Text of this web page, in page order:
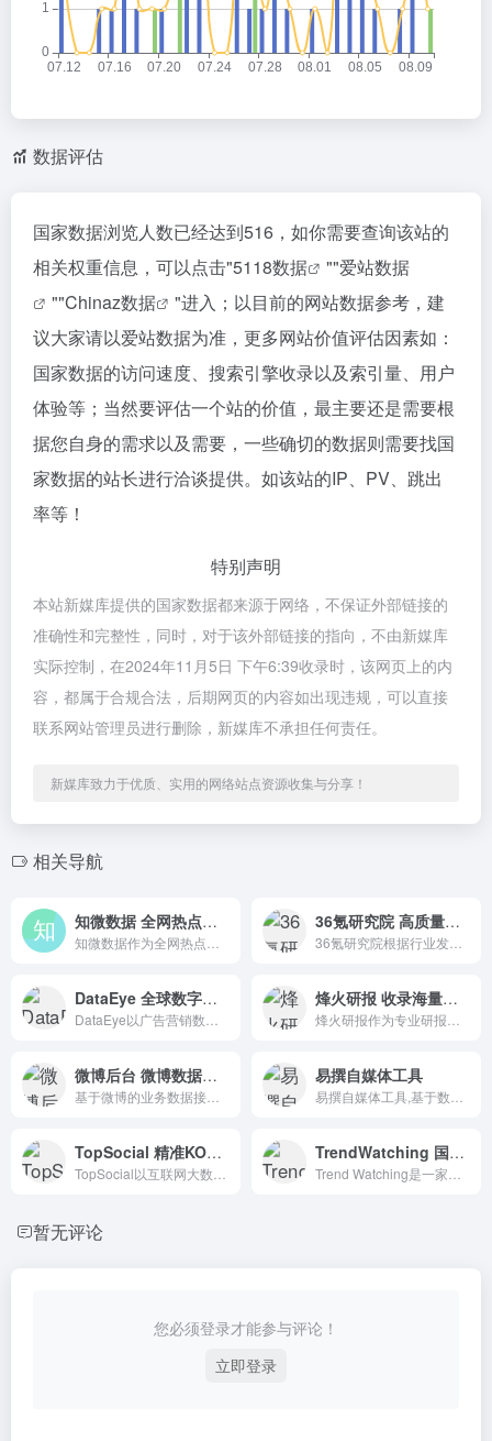
数据评估
国家数据浏览人数已经达到516，如你需要查询该站的
相关权重信息，可以点击"5118数据 ""爱站数据
""Chinaz数据
"进入；以目前的网站数据参考，建
议大家请以爱站数据为准，更多网站价值评估因素如：
国家数据的访问速度、搜索引擎收录以及索引量、用户
体验等；当然要评估一个站的价值，最主要还是需要根
据您自身的需求以及需要，一些确切的数据则需要找国
家数据的站长进行洽谈提供。如该站的IP、PV、跳出
率等！
特别声明
本站新媒库提供的国家数据都来源于网络，不保证外部链接的
准确性和完整性，同时，对于该外部链接的指向，不由新媒库
实际控制，在2024年11月5日 下午6:39收录时，该网页上的内
容，都属于合规合法，后期网页的内容如出现违规，可以直接
联系网站管理员进行删除，新媒库不承担任何责任。
新媒库致力于优质、实用的网络站点资源收集与分享！
相关导航
知微数据 全网热点事件分析平台 36氪研究院 高质量研究报告
DataEye 全球数字化内容营销 烽火研报 收录海量行业报告
微博后台 微博数据中心 易撰自媒体工具
TopSocial 精准KOL投放平台 TrendWatching 国外洞察及优秀案例参考
暂无评论
您必须登录才能参与评论！
立即登录